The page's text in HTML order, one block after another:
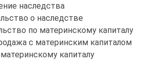
наследства
о наследстве
по материнскому капиталу
с материнским капиталом
капиталу